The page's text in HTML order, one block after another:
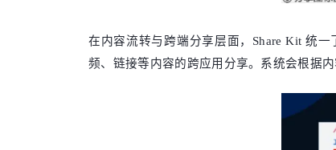
在内容流转与跨端分享层面，Share Kit 统
频、链接等内容的跨应用分享。系统会根据